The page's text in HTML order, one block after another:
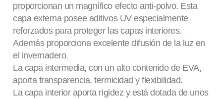
proporcionan un magnífico efecto anti-polvo. Esta
capa externa posee aditivos UV especialmente
reforzados para proteger las capas interiores.
Además proporciona excelente difusión de la luz en
el invernadero.
La capa intermedia, con un alto contenido de EVA,
aporta transparencia, termicidad y flexibilidad.
La capa interior aporta rigidez y está dotada de unos